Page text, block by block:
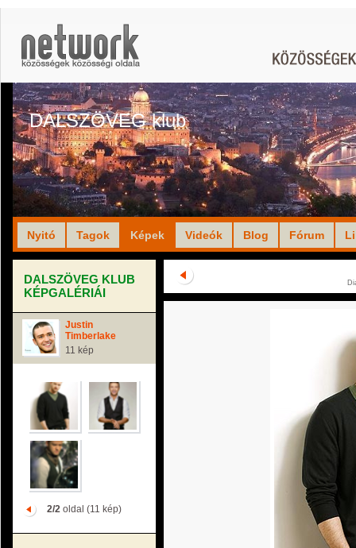
DALSZÖVEG klub
Nyitó Tagok Képek Videók Blog Fórum
DALSZÖVEG KLUB
KÉPGALÉRIÁI
Justin
Timberlake
11 kép
2/2 oldal (11 kép)